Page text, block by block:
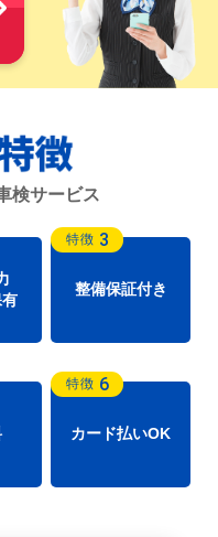
検サービス
特徴 3
整備保証付き
特徴 6
カード払いOK